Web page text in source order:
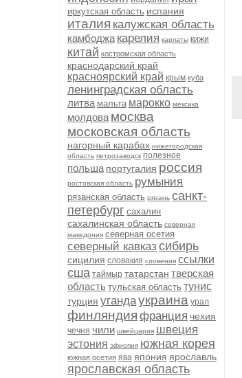
иркутская область испания
италия калужская область
камбоджа карелия карпаты кижи
китай костромская область
краснодарский край
красноярский край крым куба
ленинградская область
литва мальта марокко мексика
молдова москва
московская область
нагорный карабах нижегородская
область петрозаводск полезное
польша португалия россия
ростовская область румыния
рязанская область рязань санкт-
петербург сахалин
сахалинская область северная
македония северная осетия
северный кавказ сибирь
сицилия словакия словения ссылки
сша таймыр татарстан тверская
область тульская область тунис
турция угандаукраина урал
финляндия франция чехия
чечня чили швейцария швеция
эстония эфиопия южная корея
южная осетия ява япония ярославль
ярославская область